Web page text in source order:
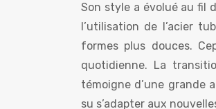
Son style a évolué au fil
l’utilisation de l’acier
formes plus douces.
quotidienne. La
témoigne d’une grande
su s’adapter aux